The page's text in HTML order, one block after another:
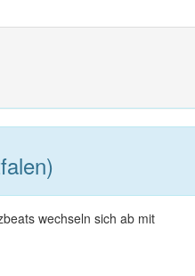
wechseln sich ab mit